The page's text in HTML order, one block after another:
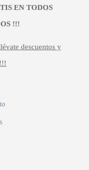
EN TODOS
!!!
descuentos y